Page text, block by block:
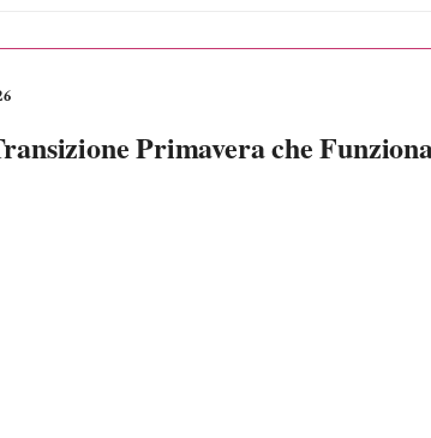
Primavera che